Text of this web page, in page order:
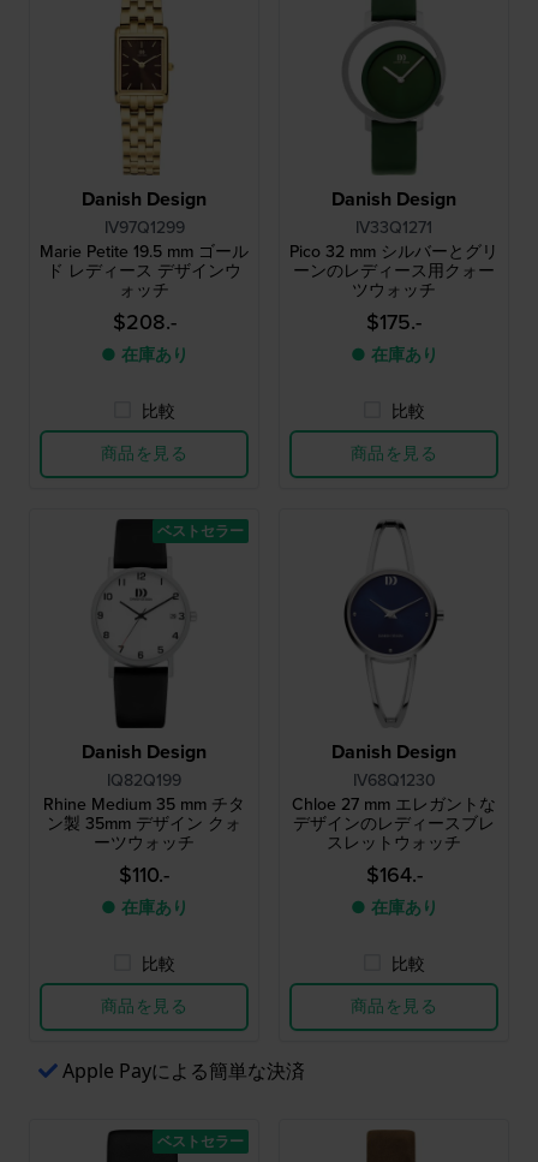
Danish Design
IV97Q1299
Marie Petite 19.5 mm ゴール
ド レディース デザインウ
ォッチ
$208.-
● 在庫あり
比較
商品を見る
Danish Design
IV33Q1271
Pico 32 mm シルバーとグリ
ーンのレディース用クォー
ツウォッチ
$175.-
● 在庫あり
比較
商品を見る
Danish Design
IQ82Q199
Rhine Medium 35 mm チタ
ン製 35mm デザイン クォ
ーツウォッチ
$110.-
● 在庫あり
比較
商品を見る
ベストセラー
Danish Design
IV68Q1230
Chloe 27 mm エレガントな
デザインのレディースブレ
スレットウォッチ
$164.-
● 在庫あり
比較
商品を見る
Apple Payによる簡単な決済
ベストセラー